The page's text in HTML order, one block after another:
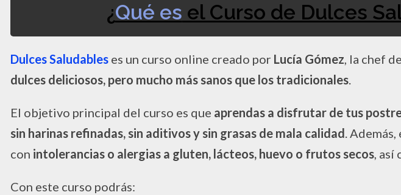
¿Qué es el Curso de Dulces
Dulces Saludables es un curso online creado por Lucía Gómez, la chef
dulces deliciosos, pero mucho más sanos que los tradicionales.
El objetivo principal del curso es que aprendas a disfrutar de tus
sin harinas refinadas, sin aditivos y sin grasas de mala calidad.
con intolerancias o alergias a gluten, lácteos, huevo o frutos secos, así
Con este curso podrás: